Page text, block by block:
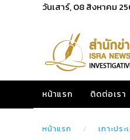
วันเสาร์, 08 สิงหาคม
หน้าแรก ติดต่อเรา
หน้าแรก เกาะประ